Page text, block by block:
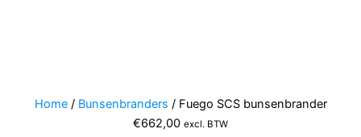
Home/ Bunsenbranders / Fuego SCS bunsenbrander
€662,00 excl. BTW